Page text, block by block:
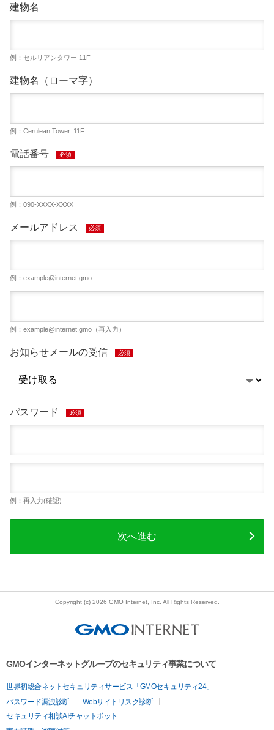
建物名
例：セルリアンタワー 11F
建物名（ローマ字）
例：Cerulean Tower. 11F
電話番号 必須
例：090-XXXX-XXXX
メールアドレス 必須
例： example@internet.gmo
例： example@internet.gmo （再入力）
お知らせメールの受信 必須
パスワード 必須
例：再入力(確認)
次へ進む
Copyright (c) 2026 GMO Internet, Inc. All Rights Reserved.
GMOインターネットグループのセキュリティ事業について
世界初総合ネットセキュリティサービス「GMOセキュリティ24」
パスワード漏洩診断
Webサイトリスク診断
セキュリティ相談AIチャットボット